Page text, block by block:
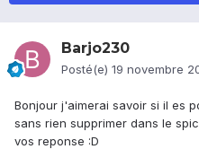
Barjo230
Posté(e) 19 novembre
Bonjour j'aimerai savoir si il es
sans rien supprimer dans le
vos reponse :D